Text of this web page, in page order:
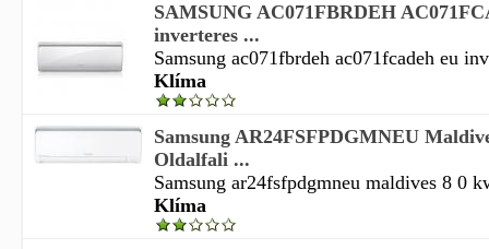
SAMSUNG AC071FBRDEH
inverteres ...
Samsung ac071fbrdeh ac071fcadeh eu
Klíma
Samsung AR24FSFPDGMNEU
Oldalfali ...
Samsung ar24fsfpdgmneu maldives 8 0
Klíma